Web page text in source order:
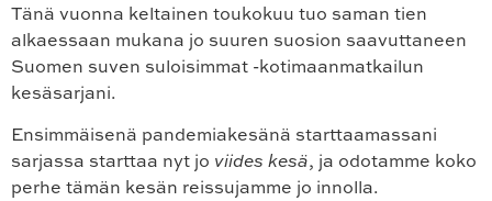
Tänä vuonna keltainen toukokuu tuo saman tien
alkaessaan mukana jo suuren suosion saavuttaneen
Suomen suven suloisimmat -kotimaanmatkailun
kesäsarjani.
Ensimmäisenä pandemiakesänä starttaamassani
sarjassa starttaa nyt jo viides kesä, ja odotamme koko
perhe tämän kesän reissujamme jo innolla.